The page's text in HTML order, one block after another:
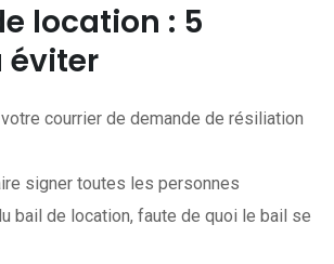
location : 5
éviter
courrier de demande de résiliation
signer toutes les personnes
bail de location, faute de quoi le bail se